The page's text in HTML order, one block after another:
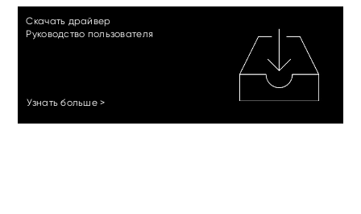
Скачать драйвер
Руководство пользователя
Узнать больше >